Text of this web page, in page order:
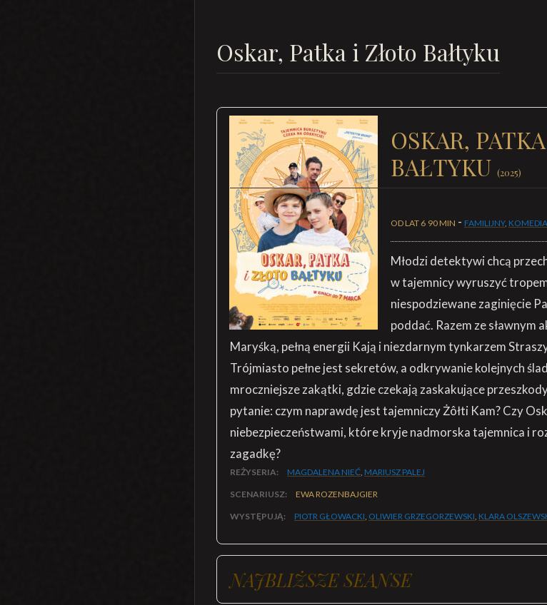
Oskar, Patka i Złoto Bałtyku
OSKAR,
BAŁTYKU (2025)
OD LAT 6 90 MIN - FAMILIJNY, KOMEDIA
Młodzi detektywi chcą
w tajemnicy wyruszyć
niespodziewane zaginięcie
poddać. Razem ze sławnym
Maryśką, pełną energii Kają i niezdarnym tynkarzem
Trójmiasto pełne jest sekretów, a odkrywanie kolejnych
mroczniejsze zakątki, gdzie czekają zaskakujące
pytanie: czym naprawdę jest tajemniczy Żôłti Kam? Czy
niebezpieczeństwami, które kryje nadmorska tajemnica i
zagadkę?
REŻYSERIA: MAGDALENA NIEĆ, MARIUSZ PALEJ
SCENARIUSZ: EWA ROZENBAJGIER
WYSTĘPUJĄ: PIOTR GŁOWACKI, OLIWIER GRZEGORZEWSKI, KLARA
NAJBLIŻSZE SEANSE